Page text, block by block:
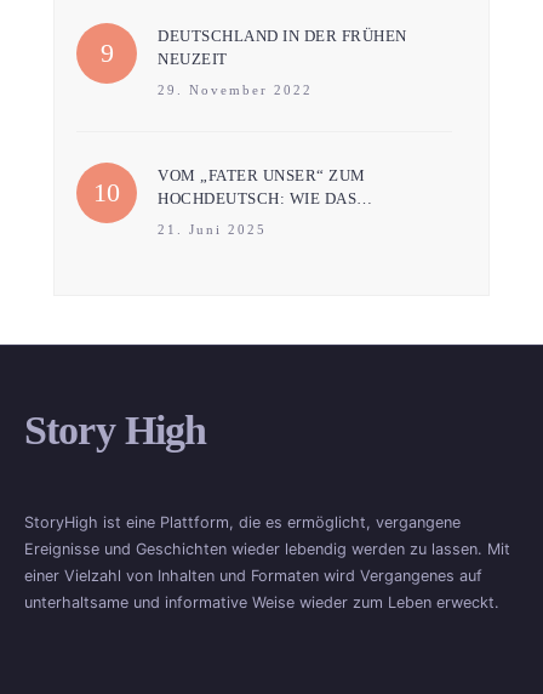
DEUTSCHLAND IN DER FRÜHEN
NEUZEIT
29. November 2022
VOM „FATER UNSER“ ZUM
HOCHDEUTSCH: WIE DAS…
21. Juni 2025
Story High
StoryHigh ist eine Plattform, die es ermöglicht, vergangene
Ereignisse und Geschichten wieder lebendig werden zu lassen. Mit
einer Vielzahl von Inhalten und Formaten wird Vergangenes auf
unterhaltsame und informative Weise wieder zum Leben erweckt.